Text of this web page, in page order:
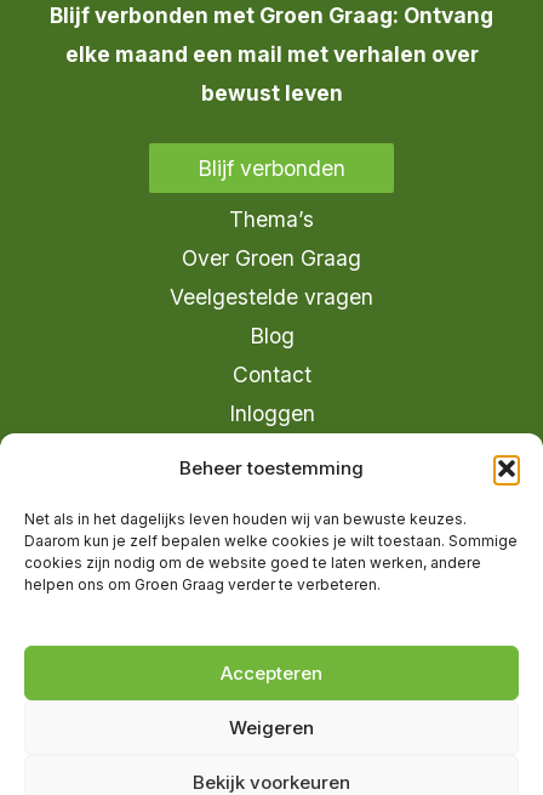
Beheer toestemming
Net als in het dagelijks leven houden wij van bewuste keuzes.
Daarom kun je zelf bepalen welke cookies je wilt toestaan. Sommige
cookies zijn nodig om de website goed te laten werken, andere
helpen ons om Groen Graag verder te verbeteren.
Accepteren
Weigeren
Bekijk voorkeuren
Blijf verbonden met Groen Graag: Ontvang
elke maand een mail met verhalen over
bewust leven
Blijf verbonden
Thema’s
Over Groen Graag
Veelgestelde vragen
Blog
Contact
Inloggen
info@groengraag.nl
Ervaringen van leden op Trustpilot
Marketing
Groen Graag is onderdeel van Moreau
Management B.V.